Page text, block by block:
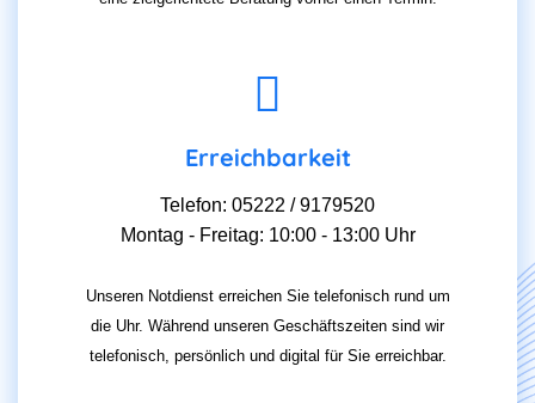
Erreichbarkeit
Telefon: 05222 / 9179520
Montag - Freitag: 10:00 - 13:00 Uhr
Unseren Notdienst erreichen Sie telefonisch rund um
die Uhr. Während unseren Geschäftszeiten sind wir
telefonisch, persönlich und digital für Sie erreichbar.